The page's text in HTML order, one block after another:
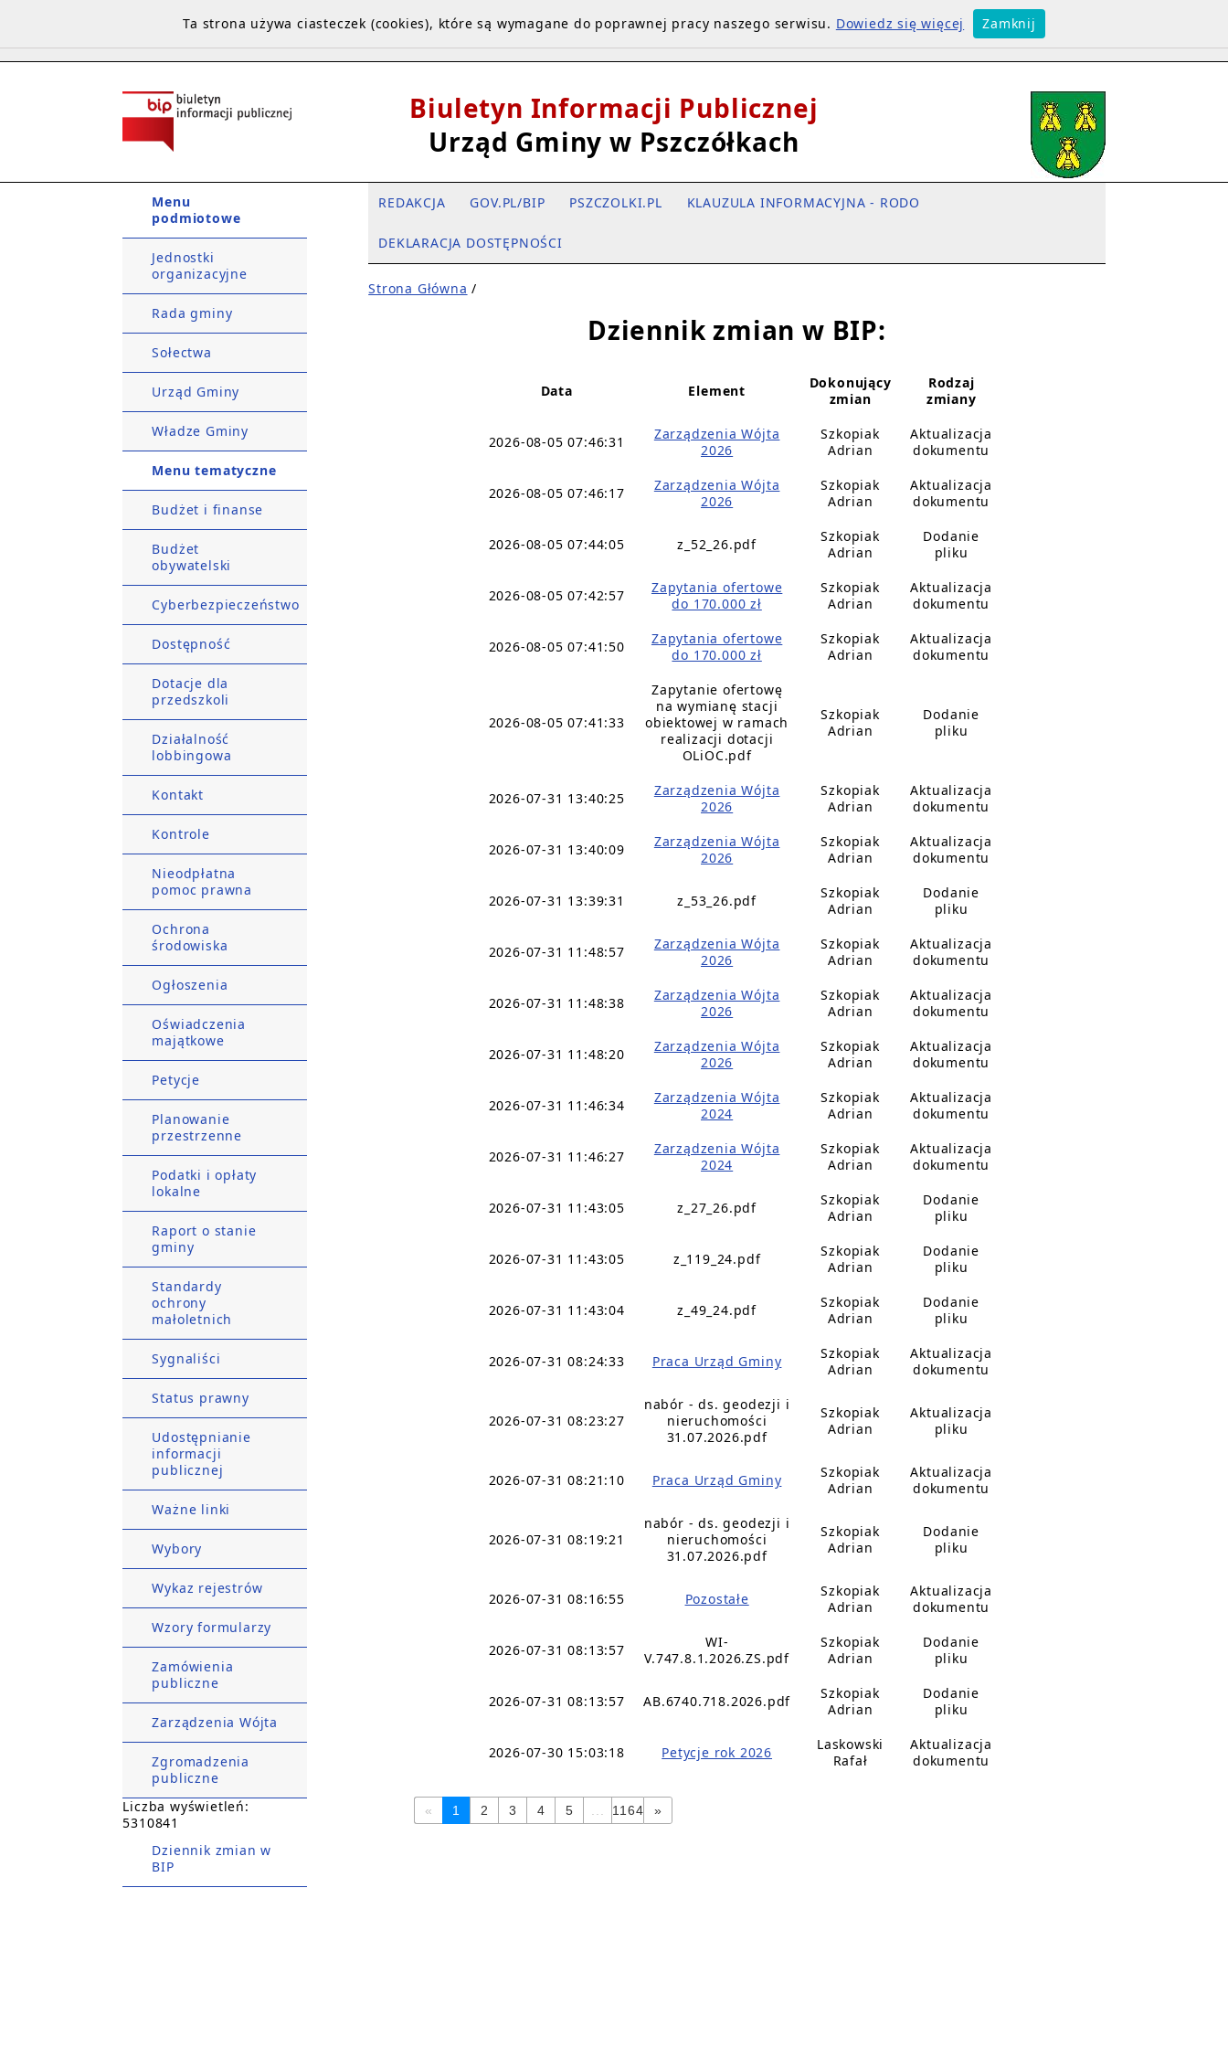
Biuletyn Informacji Publicznej
Urząd Gminy w Pszczółkach
Menu
podmiotowe
Jednostki
organizacyjne
Rada gminy
Sołectwa
Urząd Gminy
Władze Gminy
Menu tematyczne
Budżet i finanse
Budżet
obywatelski
Cyberbezpieczeństwo
Dostępność
Dotacje dla
przedszkoli
Działalność
lobbingowa
Kontakt
Kontrole
Nieodpłatna
pomoc prawna
Ochrona
środowiska
Ogłoszenia
Oświadczenia
majątkowe
Petycje
Planowanie
przestrzenne
Podatki i opłaty
lokalne
Raport o stanie
gminy
Standardy
ochrony
małoletnich
Sygnaliści
Status prawny
Udostępnianie
informacji
publicznej
Ważne linki
Wybory
Wykaz rejestrów
Wzory formularzy
Zamówienia
publiczne
Zarządzenia Wójta
Zgromadzenia
publiczne
Liczba wyświetleń:
5310841
Dziennik zmian w
BIP
REDAKCJA GOV.PL/BIP PSZCZOLKI.PL KLAUZULA INFORMACYJNA - RODO
DEKLARACJA DOSTĘPNOŚCI
Strona Główna /
Dziennik zmian w BIP:
Data Element
Dokonujący
zmian
Rodzaj
zmiany
2026-08-05 07:46:31
Zarządzenia Wójta
2026
Szkopiak
Adrian
Aktualizacja
dokumentu
2026-08-05 07:46:17
Zarządzenia Wójta
2026
Szkopiak
Adrian
Aktualizacja
dokumentu
2026-08-05 07:44:05 z_52_26.pdf
Szkopiak
Adrian
Dodanie
pliku
2026-08-05 07:42:57
Zapytania ofertowe
do 170.000 zł
Szkopiak
Adrian
Aktualizacja
dokumentu
2026-08-05 07:41:50
Zapytania ofertowe
do 170.000 zł
Szkopiak
Adrian
Aktualizacja
dokumentu
2026-08-05 07:41:33
Zapytanie ofertowę
na wymianę stacji
obiektowej w ramach
realizacji dotacji
OLiOC.pdf
Szkopiak
Adrian
Dodanie
pliku
2026-07-31 13:40:25
Zarządzenia Wójta
2026
Szkopiak
Adrian
Aktualizacja
dokumentu
2026-07-31 13:40:09
Zarządzenia Wójta
2026
Szkopiak
Adrian
Aktualizacja
dokumentu
2026-07-31 13:39:31 z_53_26.pdf
Szkopiak
Adrian
Dodanie
pliku
2026-07-31 11:48:57
Zarządzenia Wójta
2026
Szkopiak
Adrian
Aktualizacja
dokumentu
2026-07-31 11:48:38
Zarządzenia Wójta
2026
Szkopiak
Adrian
Aktualizacja
dokumentu
2026-07-31 11:48:20
Zarządzenia Wójta
2026
Szkopiak
Adrian
Aktualizacja
dokumentu
2026-07-31 11:46:34
Zarządzenia Wójta
2024
Szkopiak
Adrian
Aktualizacja
dokumentu
2026-07-31 11:46:27
Zarządzenia Wójta
2024
Szkopiak
Adrian
Aktualizacja
dokumentu
2026-07-31 11:43:05 z_27_26.pdf
Szkopiak
Adrian
Dodanie
pliku
2026-07-31 11:43:05 z_119_24.pdf
Szkopiak
Adrian
Dodanie
pliku
2026-07-31 11:43:04 z_49_24.pdf
Szkopiak
Adrian
Dodanie
pliku
2026-07-31 08:24:33 Praca Urząd Gminy
Szkopiak
Adrian
Aktualizacja
dokumentu
2026-07-31 08:23:27
nabór - ds. geodezji i
nieruchomości
31.07.2026.pdf
Szkopiak
Adrian
Aktualizacja
pliku
2026-07-31 08:21:10 Praca Urząd Gminy
Szkopiak
Adrian
Aktualizacja
dokumentu
2026-07-31 08:19:21
nabór - ds. geodezji i
nieruchomości
31.07.2026.pdf
Szkopiak
Adrian
Dodanie
pliku
2026-07-31 08:16:55 Pozostałe
Szkopiak
Adrian
Aktualizacja
dokumentu
2026-07-31 08:13:57
WI-
V.747.8.1.2026.ZS.pdf
Szkopiak
Adrian
Dodanie
pliku
2026-07-31 08:13:57 AB.6740.718.2026.pdf
Szkopiak
Adrian
Dodanie
pliku
2026-07-30 15:03:18 Petycje rok 2026
Laskowski
Rafał
Aktualizacja
dokumentu
« 1 2 3 4 5 1164 »
Ta strona używa ciasteczek (cookies), które są wymagane do poprawnej pracy naszego serwisu. Dowiedz się więcej Zamknij